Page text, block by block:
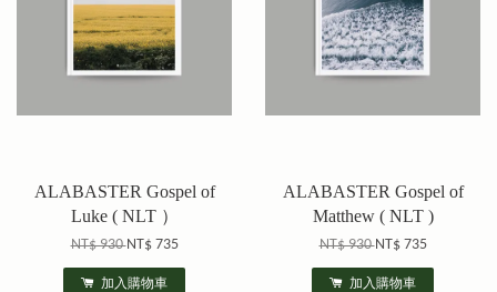
ALABASTER Gospel of
Luke ( NLT ）
NT$ 930NT$ 735
加入購物車
ALABASTER Gospel of
Matthew ( NLT )
NT$ 930NT$ 735
加入購物車